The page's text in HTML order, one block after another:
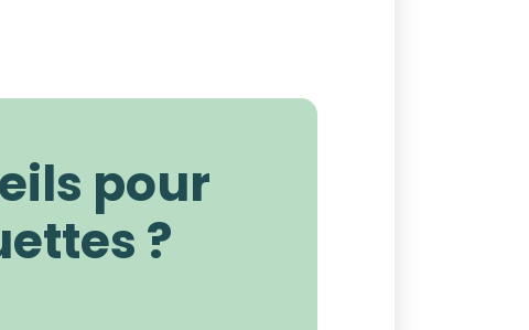
pour
?